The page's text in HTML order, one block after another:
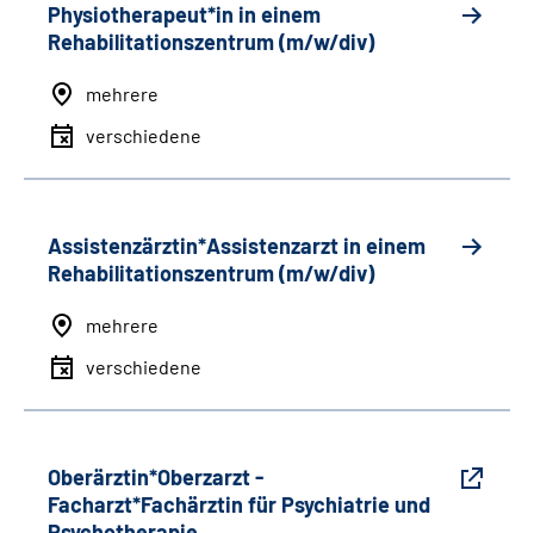
Physiotherapeut*in in einem
Rehabilitationszentrum (m/w/div)
mehrere
verschiedene
Assistenzärztin*Assistenzarzt in einem
Rehabilitationszentrum (m/w/div)
mehrere
verschiedene
Oberärztin*Oberzarzt -
Facharzt*Fachärztin für Psychiatrie und